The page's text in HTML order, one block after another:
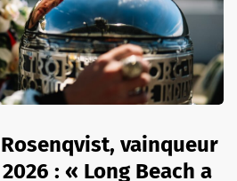
vainqueur
: « Long Beach a